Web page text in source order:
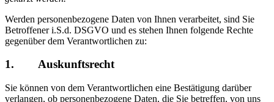
Werden personenbezogene Daten von Ihnen verarbeitet, sind Sie
Betroffener i.S.d. DSGVO und es stehen Ihnen folgende Rechte
gegenüber dem Verantwortlichen zu:
1. Auskunftsrecht
Sie können von dem Verantwortlichen eine Bestätigung darüber
verlangen, ob personenbezogene Daten, die Sie betreffen, von uns